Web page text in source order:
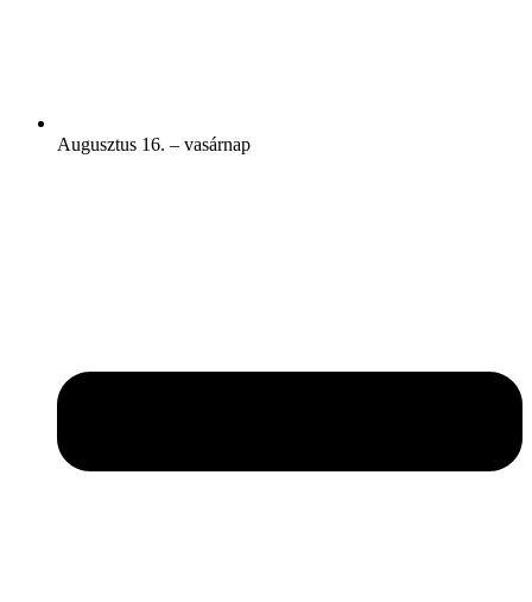
Augusztus 16. – vasárnap